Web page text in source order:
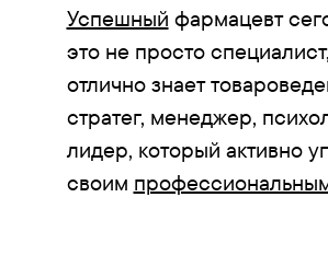
Успешный фармацевт
это не просто
отлично знает
стратег, менеджер,
лидер, который активно
своим